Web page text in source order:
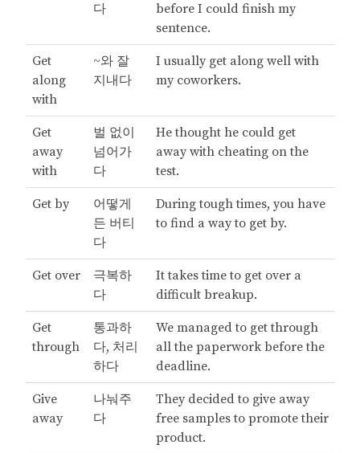
다
before I could finish my
sentence.
Get
along
with
~와 잘
지내다
I usually get along well with
my coworkers.
Get
away
with
벌 없이
넘어가
다
He thought he could get
away with cheating on the
test.
Get by
어떻게
든 버티
다
During tough times, you have
to find a way to get by.
Get over
극복하
다
It takes time to get over a
difficult breakup.
Get
through
통과하
다, 처리
하다
We managed to get through
all the paperwork before the
deadline.
Give
away
나눠주
다
They decided to give away
free samples to promote their
product.